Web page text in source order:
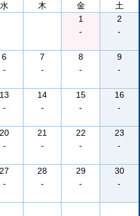
水 木 金
土
1
-
2
-
6
-
7
-
8
-
9
-
13
-
14
-
15
-
16
-
20
-
21
-
22
-
23
-
27
-
28
-
29
-
30
-